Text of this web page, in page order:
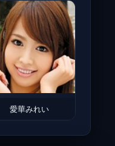
愛華みれい